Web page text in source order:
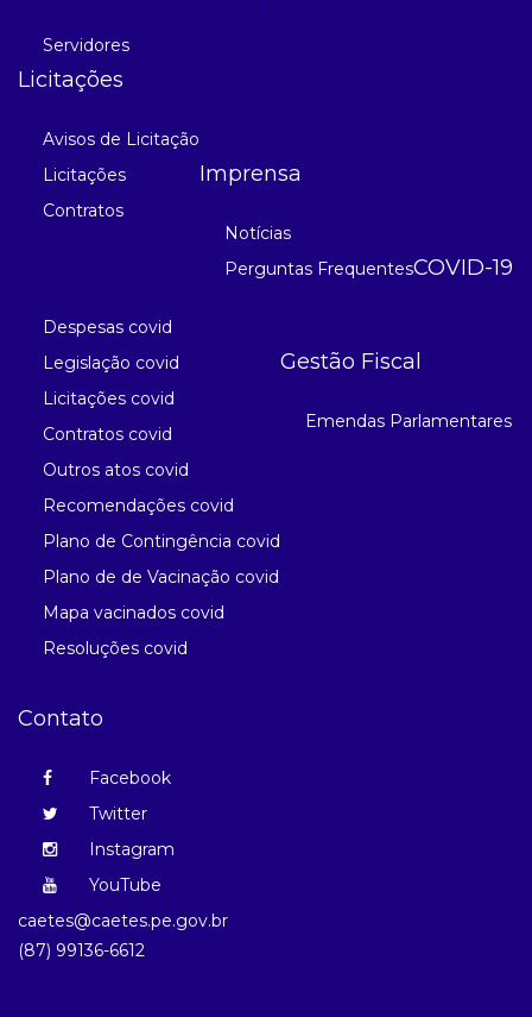
Servidores
Licitações
Avisos de Licitação
Licitações
Contratos
Imprensa
Notícias
Perguntas FrequentesCOVID-19
Despesas covid
Legislação covid
Licitações covid
Contratos covid
Outros atos covid
Recomendações covid
Plano de Contingência covid
Plano de de Vacinação covid
Mapa vacinados covid
Resoluções covid
Gestão Fiscal
Emendas Parlamentares
Contato
Facebook
Twitter
Instagram
YouTube
caetes@caetes.pe.gov.br
(87) 99136-6612